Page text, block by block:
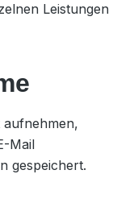
Leistungen
aufnehmen,
Mail
gespeichert.